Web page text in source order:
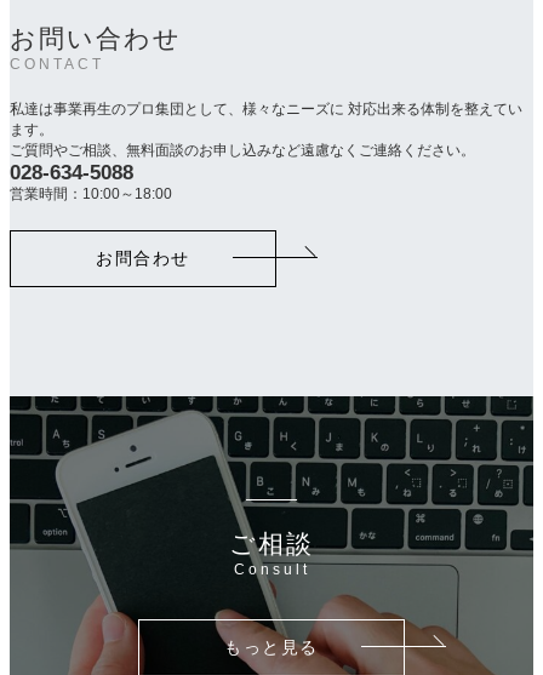
お問い合わせ
CONTACT
私達は事業再生のプロ集団として、様々なニーズに 対応出来る体制を整えてい
ます。
ご質問やご相談、無料面談のお申し込みなど遠慮なくご連絡ください。
カ
ラ
ク
028-634-5088
営業時間：10:00～18:00
お問合わせ
ご相談
Consult
もっと見る